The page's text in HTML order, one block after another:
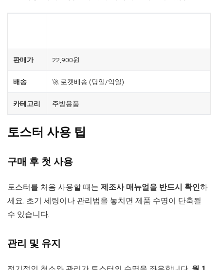
판매가 22,900원
배송 🚀 로켓배송 (당일/익일)
카테고리 주방용품
토스터 사용 팁
구매 후 첫 사용
토스터를 처음 사용할 때는 제조사 매뉴얼을 반드시 확인하
세요. 초기 세팅이나 관리법을 놓치면 제품 수명이 단축될
수 있습니다.
관리 및 유지